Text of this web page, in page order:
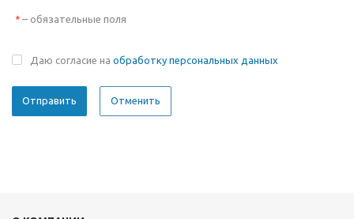
* – обязательные поля
Даю согласие на обработку персональных данных
Отменить